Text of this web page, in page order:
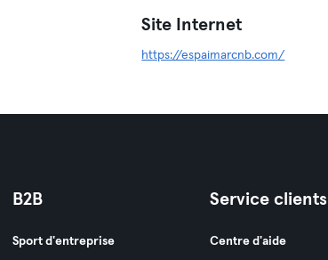
Site Internet
https://espaimarcnb.com/
B2B
Sport d'entreprise
Service clients
Centre d'aide